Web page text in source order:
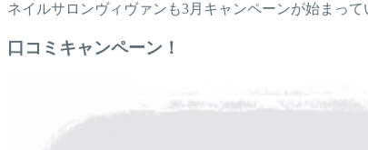
ネイルサロンヴィヴァンも3月キャンペーンが始まって
口コミキャンペーン！